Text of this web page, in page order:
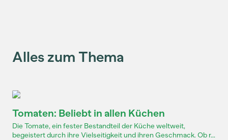
Alles zum Thema
Tomaten: Beliebt in allen Küchen
Die Tomate, ein fester Bestandteil der Küche weltweit,
begeistert durch ihre Vielseitigkeit und ihren Geschmack. Ob r...